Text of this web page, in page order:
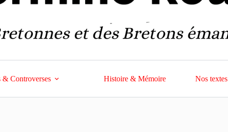
& Controverses Histoire & Mémoire Nos textes